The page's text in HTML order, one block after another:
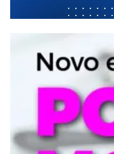
Donec quis est ac felis
Orci varius natoque dolor